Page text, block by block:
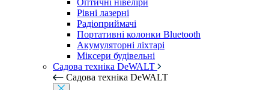
Оптичні нівеліри
Рівні лазерні
Радіоприймачі
Портативні колонки Bluetooth
Акумуляторні ліхтарі
Міксери будівельні
Садова техніка DeWALT
Садова техніка DeWALT